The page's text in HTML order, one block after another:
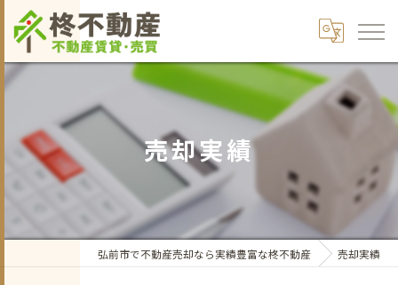
売却実績
弘前市で不動産売却なら実績豊富な柊不動産 売却実績